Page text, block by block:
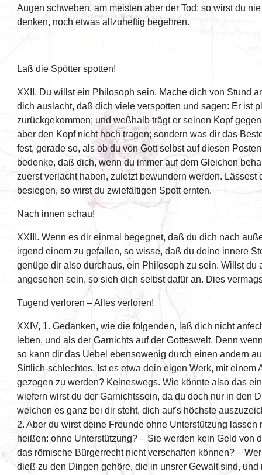
Augen schweben, am meisten aber der Tod; so wirst du
denken, noch etwas allzuheftig begehren.
Laß die Spötter spotten!
XXII. Du willst ein Philosoph sein. Mache dich von Stund
dich auslacht, daß dich viele verspotten und sagen: Er ist
zurückgekommen; und weßhalb trägt er seinen Kopf
aber den Kopf nicht hoch tragen; sondern was dir das
fest, gerade so, als ob du von Gott selbst auf diesen
bedenke, daß dich, wenn du immer auf dem Gleichen
zuerst verlacht haben, zuletzt bewundern werden. Lässest
besiegen, so wirst du zwiefältigen Spott ernten.
Nach innen schau!
XXIII. Wenn es dir einmal begegnet, daß du dich nach
irgend einem zu gefallen, so wisse, daß du deine innere
genüge dir also durchaus, ein Philosoph zu sein. Willst du
angesehen sein, so sieh dich selbst dafür an. Dies
Tugend verloren – Alles verloren!
XXIV, 1. Gedanken, wie die folgenden, laß dich nicht
leben, und als der Garnichts auf der Gotteswelt. Denn
so kann dir das Uebel ebensowenig durch einen andern
Sittlich-schlechtes. Ist es etwa dein eigen Werk, mit einem
gezogen zu werden? Keineswegs. Wie könnte also das
wiefern wirst du der Garnichtssein, da du doch nur in den
welchen es ganz bei dir steht, dich auf's höchste
2. Aber du wirst deine Freunde ohne Unterstützung lassen
heißen: ohne Unterstützung? – Sie werden kein Geld von
das römische Bürgerrecht nicht verschaffen können? –
dieß zu den Dingen gehöre, die in unsrer Gewalt sind,